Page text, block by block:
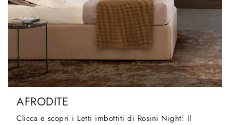
AFRODITE
Clicca e scopri i Letti imbottiti di Rosini Night! Il